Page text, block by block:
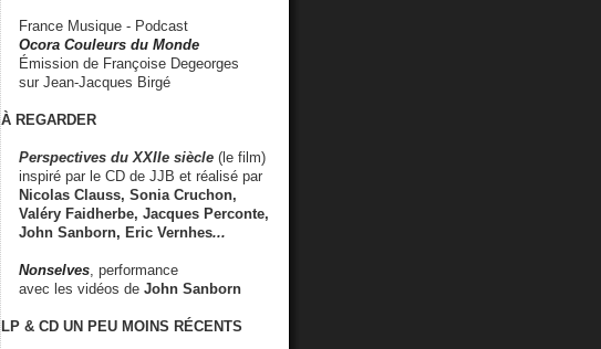
France Musique - Podcast
Ocora Couleurs du Monde
Émission de Françoise Degeorges
sur Jean-Jacques Birgé
À REGARDER
Perspectives du XXIIe siècle (le film)
inspiré par le CD de JJB et réalisé par
Nicolas Clauss, Sonia Cruchon,
Valéry Faidherbe, Jacques Perconte,
John Sanborn, Eric Vernhes...
Nonselves , performance
avec les vidéos de John Sanborn
LP & CD UN PEU MOINS RÉCENTS